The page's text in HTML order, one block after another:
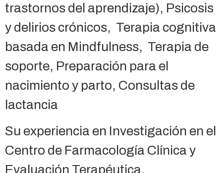
trastornos del aprendizaje), Psicosis
y delirios crónicos, Terapia cognitiva
basada en Mindfulness, Terapia de
soporte, Preparación para el
nacimiento y parto, Consultas de
lactancia
Su experiencia en Investigación en el
Centro de Farmacología Clínica y
Evaluación Terapéutica,